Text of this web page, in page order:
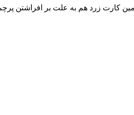
کارت زرد هم به علت بر افراشتن